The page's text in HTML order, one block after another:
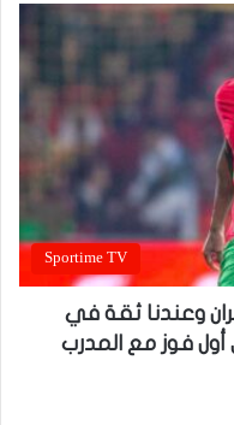
Sportime TV
وعندنا ثقة في
فوز مع المدرب